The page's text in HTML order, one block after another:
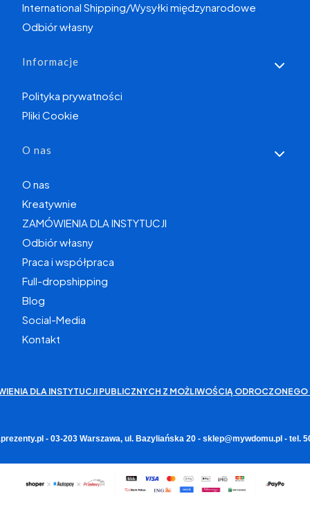
International Shipping/Wysyłki międzynarodowe
Odbiór własny
Informacje
Polityka prywatności
Pliki Cookie
O nas
O nas
Kreatywnie
ZAMÓWIENIA DLA INSTYTUCJI
Odbiór własny
Praca i współpraca
Full-dropshipping
Blog
Social-Media
Kontakt
DLA INSTYTUCJI PUBLICZNYCH Z MOŻLIWOŚCIĄ ODROCZONEGO
- 03-203 Warszawa, ul. Bazyliańska 20 - sklep@mywdomu.pl - tel.